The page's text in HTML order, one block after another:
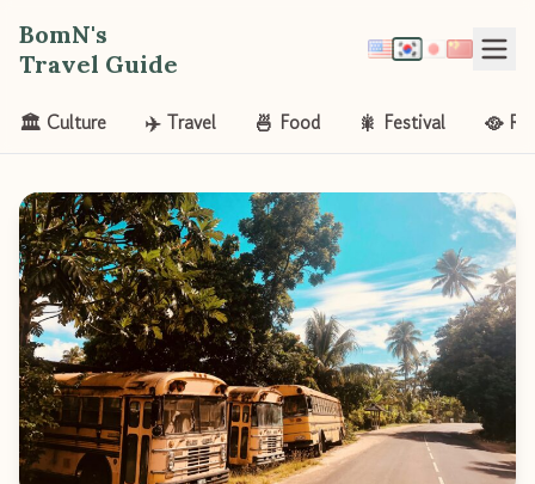
BomN's
Travel Guide
🏛️ Culture ✈️ Travel 🍜 Food 🎇 Festival 🥘